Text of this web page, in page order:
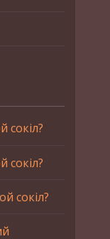
сокіл?
сокіл?
сокіл?